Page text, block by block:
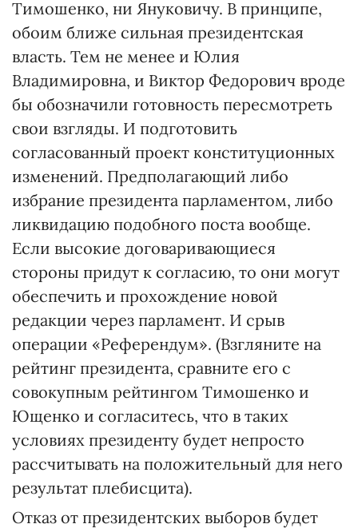
Тимошенко, ни Януковичу. В принципе,
обоим ближе сильная президентская
власть. Тем не менее и Юлия
Владимировна, и Виктор Федорович вроде
бы обозначили готовность пересмотреть
свои взгляды. И подготовить
согласованный проект конституционных
изменений. Пред­полагающий либо
избрание президента парламентом, либо
ликвидацию подобного поста вообще.
Если высокие договаривающиеся
стороны придут к согласию, то они могут
обеспечить и прохождение новой
редакции через парламент. И срыв
операции «Референдум». (Взгляните на
рейтинг президента, сравните его с
совокупным рейтингом Тимо­шенко и
Ющенко и согласитесь, что в таких
условиях президенту будет непросто
рассчитывать на положительный для него
результат плебисцита).
Отказ от президентских выборов будет